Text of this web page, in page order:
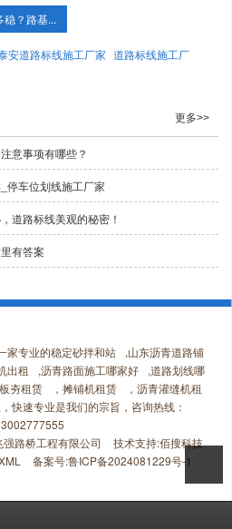
？路基...
安道路标线施工厂家 道路标线施工厂
更多>>
意事项有哪些？
停车位划线施工厂家
道路标线美观的秘密！
有答案
家专业的稳定砂拌和站 ,山东沥青道路铺
出租 ,沥青路面施工哪家好 ,道路划线哪
夯租赁 ， 摊铺机租赁 ， 沥青灌缝机租
快速专业是我们的宗旨，咨询热线：
强路桥工程有限公司 技术支持:佰搜科技
备案号:鲁ICP备2024081229号-1